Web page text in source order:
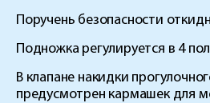
Поручень безопасности
Подножка регулируется в 4
В клапане накидки
предусмотрен кармашек для